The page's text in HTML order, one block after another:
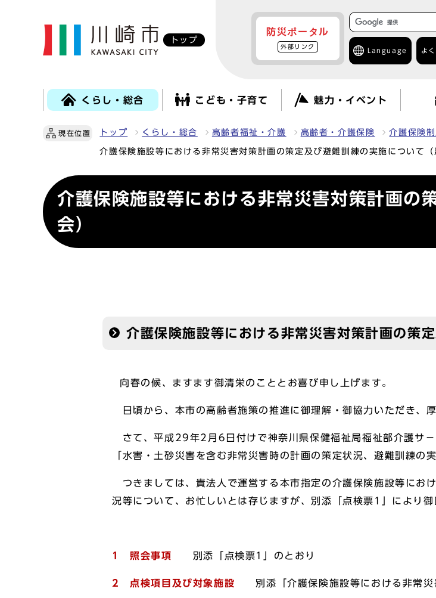
トップ
防災ポータル
外部リンク
Language よ
くらし・総合 こども・子育て 魅力・イベント
現在位置 トップ くらし・総合 高齢者福祉・介護 高齢者・介護保険 介護保険制
介護保険施設等における非常災害対策計画の策定及び避難訓練の実施について（
介護保険施設等における非常災害対策計画の
会）
介護保険施設等における非常災害対策計画の策
向春の候、ますます御清栄のこととお喜び申し上げます。
日頃から、本市の高齢者施策の推進に御理解・御協力いただき、厚
さて、平成29年2月6日付けで神奈川県保健福祉局福祉部介護サ
「水害・土砂災害を含む非常災害時の計画の策定状況、避難訓練の
つきましては、貴法人で運営する本市指定の介護保険施設等にお
況等について、お忙しいとは存じますが、別添「点検票1」により
1 照会事項 別添「点検票1」のとおり
2 点検項目及び対象施設 別添「介護保険施設等における非常災